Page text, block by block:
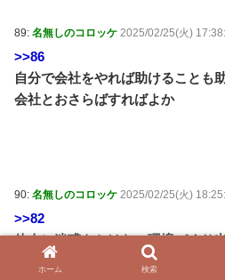
89: 名無しのコロッケ 2025/02/25(火)
>>86
自分で会社をやれば助けることも
会社とおさらばすればよか
90: 名無しのコロッケ 2025/02/25(火)
>>82
他人に迷惑をかけない環境づくり
じゃない
ホーム 検索